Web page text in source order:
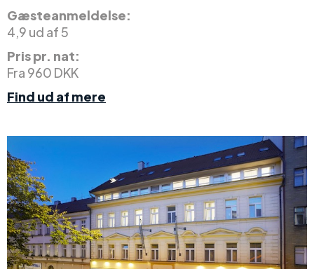
Gæsteanmeldelse:
4,9 ud af 5
Pris pr. nat:
Fra 960 DKK
Find ud af mere